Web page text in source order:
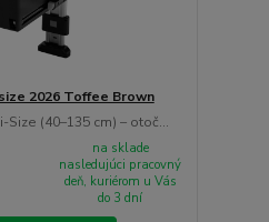
2026 Toffee Brown
Size (40–135 cm) – otoč...
na sklade
nasledujúci pracovný
deň, kuriérom u Vás
do 3 dní